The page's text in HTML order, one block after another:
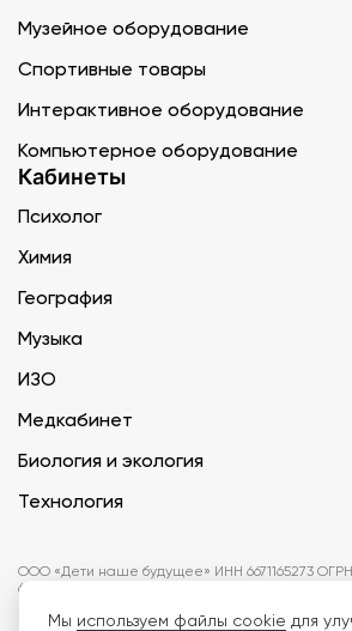
Музейное оборудование
Спортивные товары
Интерактивное оборудование
Компьютерное оборудование
Кабинеты
Психолог
Химия
География
Музыка
ИЗО
Медкабинет
Биология и экология
Технология
ООО «Дети наше будущее» ИНН 6671165273
667101001 БИК 046577674
Информация на сайте не является публичной
Мы используем файлы cookie для